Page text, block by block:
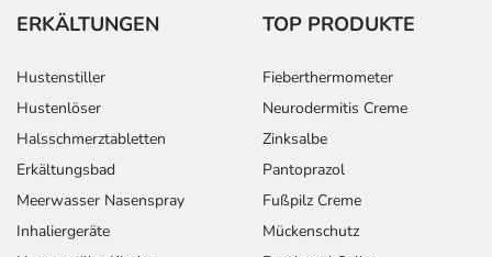
ERKÄLTUNGEN
Hustenstiller
Hustenlöser
Halsschmerztabletten
Erkältungsbad
Meerwasser Nasenspray
Inhaliergeräte
TOP PRODUKTE
Fieberthermometer
Neurodermitis Creme
Zinksalbe
Pantoprazol
Fußpilz Creme
Mückenschutz